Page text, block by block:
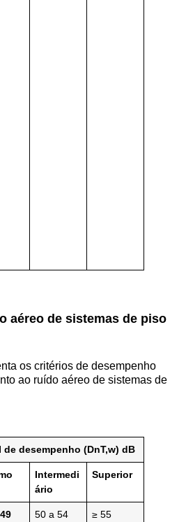
aéreo de sistemas de piso
os critérios de desempenho
ao ruído aéreo de sistemas de
de desempenho (DnT,w) dB
Intermedi
ário
Superior
50 a 54 ≥ 55